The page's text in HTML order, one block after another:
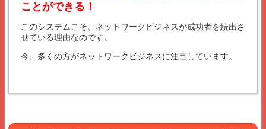
ことができる！
このシステムこそ、ネットワークビジネスが成功者を続出さ
せている理由なのです。
今、多くの方がネットワークビジネスに注目しています。